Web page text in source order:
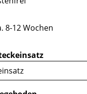
8-12 Wochen
auswählen